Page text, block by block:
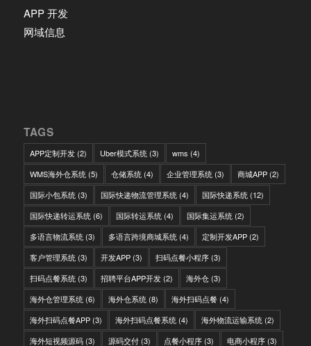
APP 开发
网域信息
TAGS
APP定制开发(2) Uber模式系统(3) wms (4)
WMS海外仓系统(5) 仓储系统(4) 企业管理系统(3) 商城APP(2)
国际小包系统(3) 国际快递物流管理系统(4) 国际快递系统(12)
国际快递转运系统(6) 国际转运系统(4) 国际集运系统(2)
多语言物流系统(3) 多语言跨境商城系统(4) 定制开发APP(2)
客户管理系统(3) 开发APP(3) 扫码点餐小程序(3)
扫码点餐系统(3) 招聘平台APP开发(2) 海外仓(3)
海外仓管理系统(6) 海外仓系统(8) 海外扫码点餐(4)
海外扫码点餐APP(3) 海外扫码点餐系统(4) 海外物流运输系统(2)
海外短视频源码(3) 源码交付(3) 点餐小程序(3) 电商小程序(3)